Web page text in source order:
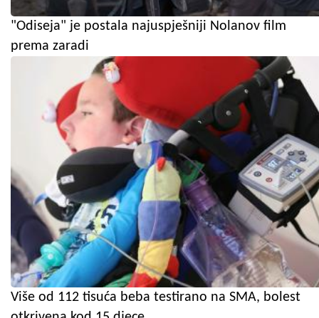
"Odiseja" je postala najuspješniji Nolanov film
prema zaradi
Više od 112 tisuća beba testirano na SMA, bolest